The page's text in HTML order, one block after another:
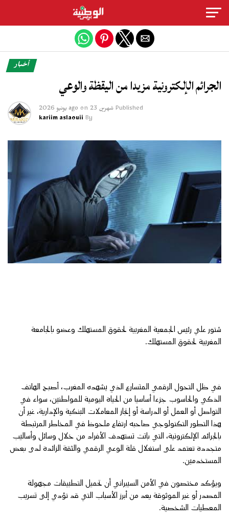
أخبار
الجرائم الإلكترونية مزيدا من اليقظة والوعي
Published شهرين ago on 23 يونيو 2026
By
kariim aslaouii
شتور علي رئيس الجمعية المغربية لحقوق المستهلك وعضو بالجامعة
المغربية لحقوق المستهلك.
في ظل التحول الرقمي المتسارع الذي يشهده المغرب، أصبح الهاتف
الذكي والحاسوب جزءا أساسيا من الحياة اليومية للمواطنين، سواء في
التواصل أو العمل أو الدراسة أو إنجاز المعاملات البنكية والإدارية، غير أن
هذا التطور التكنولوجي صاحبه ارتفاع ملحوظ في المخاطر المرتبطة
بالجرائم الإلكترونية، التي باتت تستهدف الأفراد من خلال وسائل وأساليب
متجددة تعتمد على استغلال قلة الوعي الرقمي والثقة الزائدة لدى بعض
المستخدمين.
ويؤكد مختصون في الأمن السيبراني أن تحميل التطبيقات مجهولة
المصدر أو غير الموثوقة يعد من أبرز الأسباب التي قد تؤدي إلى تسريب
المعطيات الشخصية.
Exit mobile version